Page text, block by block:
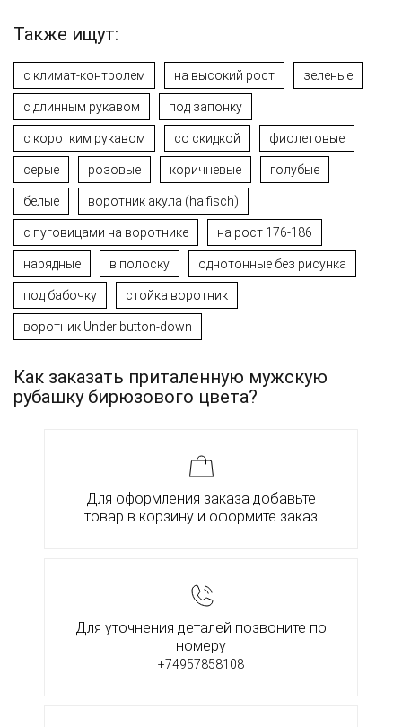
Также ищут:
с климат-контролем на высокий рост зеленые
с длинным рукавом под запонку
с коротким рукавом со скидкой фиолетовые
серые розовые коричневые голубые
белые воротник акула (haifisch)
с пуговицами на воротнике на рост 176-186
нарядные в полоску однотонные без рисунка
под бабочку стойка воротник
воротник Under button-down
Как заказать приталенную мужскую
рубашку бирюзового цвета?
Для оформления заказа добавьте
товар в корзину и оформите заказ
Для уточнения деталей позвоните по
номеру
+74957858108